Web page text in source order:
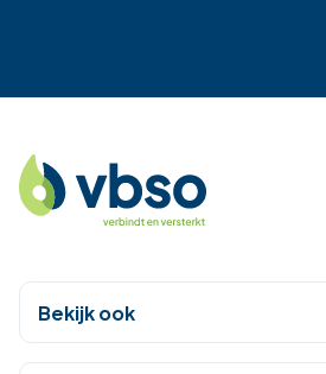
Bekijk ook